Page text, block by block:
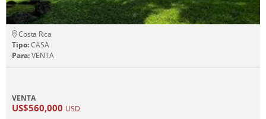
Costa Rica
Tipo:CASA
Para:VENTA
VENTA
US$560,000 USD